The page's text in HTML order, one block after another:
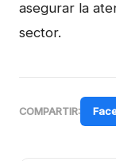
asegurar la
sector.
COMPARTIR: